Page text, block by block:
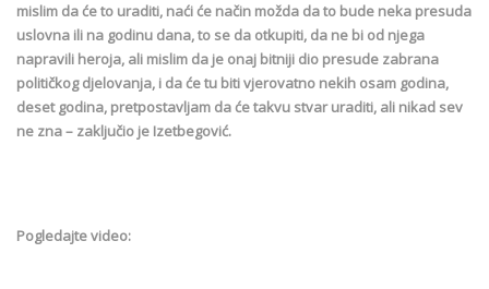
mislim da će to uraditi, naći će način možda da to bude neka presuda
uslovna ili na godinu dana, to se da otkupiti, da ne bi od njega
napravili heroja, ali mislim da je onaj bitniji dio presude zabrana
političkog djelovanja, i da će tu biti vjerovatno nekih osam godina,
deset godina, pretpostavljam da će takvu stvar uraditi, ali nikad sev
ne zna – zaključio je Izetbegović.
Pogledajte video: